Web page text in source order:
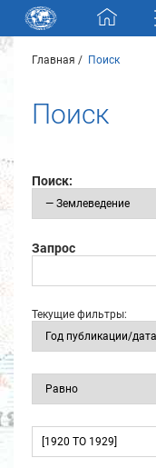
Skip navigation
Разделы и
Электронный
Новости
Партнеры
Главная Поиск
Поиск
Поиск:
Запрос
Текущие фильтры: